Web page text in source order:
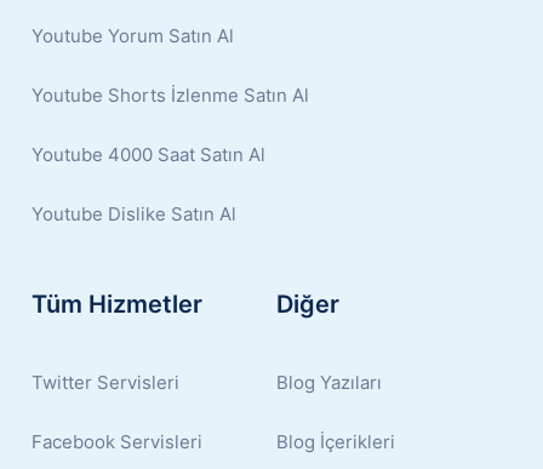
Youtube Yorum Satın Al
Youtube Shorts İzlenme Satın Al
Youtube 4000 Saat Satın Al
Youtube Dislike Satın Al
Tüm Hizmetler
Twitter Servisleri
Facebook Servisleri
Diğer
Blog Yazıları
Blog İçerikleri